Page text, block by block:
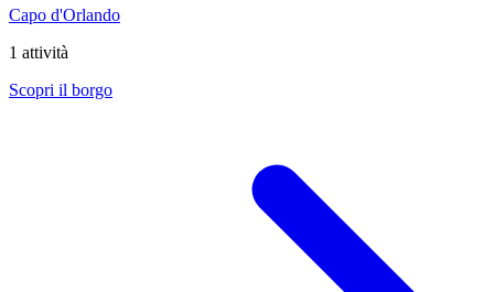
Capo d'Orlando
1 attività
Scopri il borgo